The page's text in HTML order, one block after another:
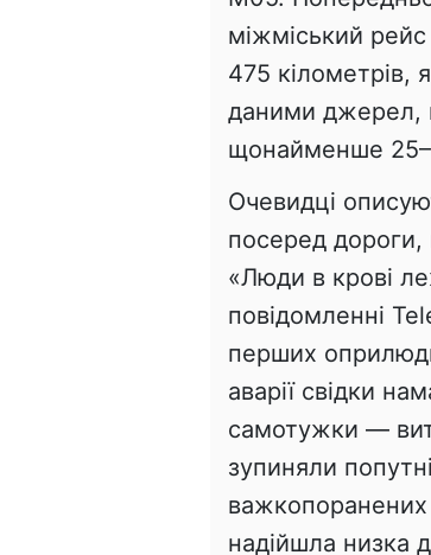
міжміський
475 кілометрів,
даними джерел,
щонайменше
Очевидці
посеред дороги,
«Люди в крові
повідомленні
перших
аварії свідки
самотужки —
зупиняли
надійшла низка